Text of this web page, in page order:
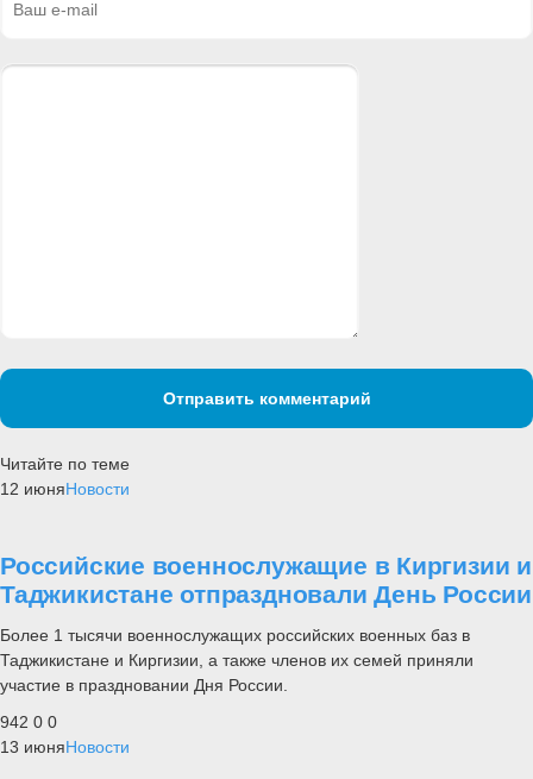
Отправить комментарий
Читайте по теме
12 июняНовости
Российские военнослужащие в Киргизии и
Таджикистане отпраздновали День России
Более 1 тысячи военнослужащих российских военных баз в
Таджикистане и Киргизии, а также членов их семей приняли
участие в праздновании Дня России.
942 0 0
13 июняНовости